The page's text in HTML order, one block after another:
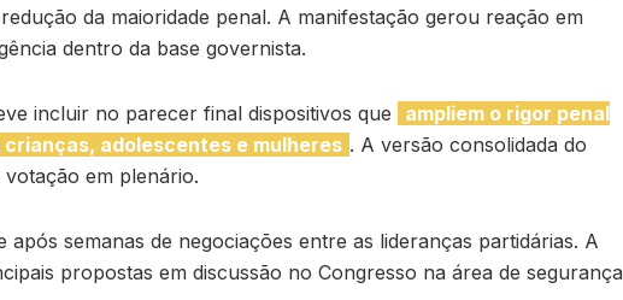
da maioridade penal. A manifestação gerou reação em
dentro da base governista.
incluir no parecer final dispositivos que
ampliem o rigor penal
adolescentes e mulheres . A versão consolidada do
em plenário.
semanas de negociações entre as lideranças partidárias. A
propostas em discussão no Congresso na área de segurança